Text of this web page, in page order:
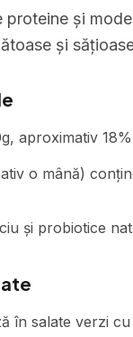
și
și
aproximativ
o mână)
și probiotice
în salate verzi